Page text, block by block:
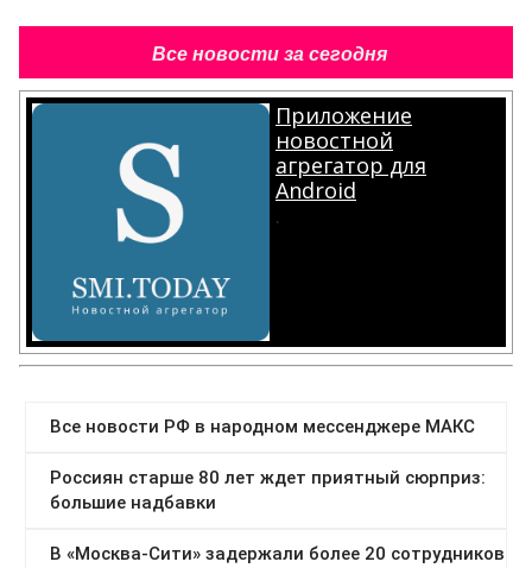
Все новости за сегодня
Приложение
новостной
агрегатор для
Android
.